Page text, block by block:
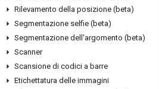
Rilevamento della posizione (beta)
Segmentazione selfie (beta)
Segmentazione dell'argomento (beta)
Scanner
Scansione di codici a barre
Etichettatura delle immagini